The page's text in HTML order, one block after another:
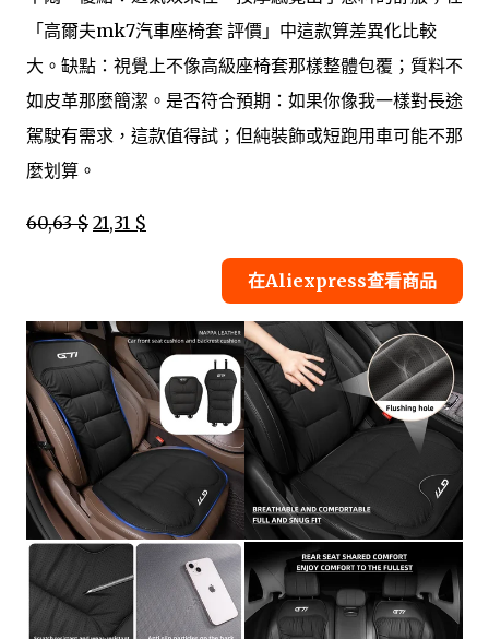
「高爾夫mk7汽車座椅套 評價」中這款算差異化比較
大。缺點：視覺上不像高級座椅套那樣整體包覆；質料不
如皮革那麼簡潔。是否符合預期：如果你像我一樣對長途
駕駛有需求，這款值得試；但純裝飾或短跑用車可能不那
麼划算。
60,63 $ 21,31 $
在Aliexpress查看商品